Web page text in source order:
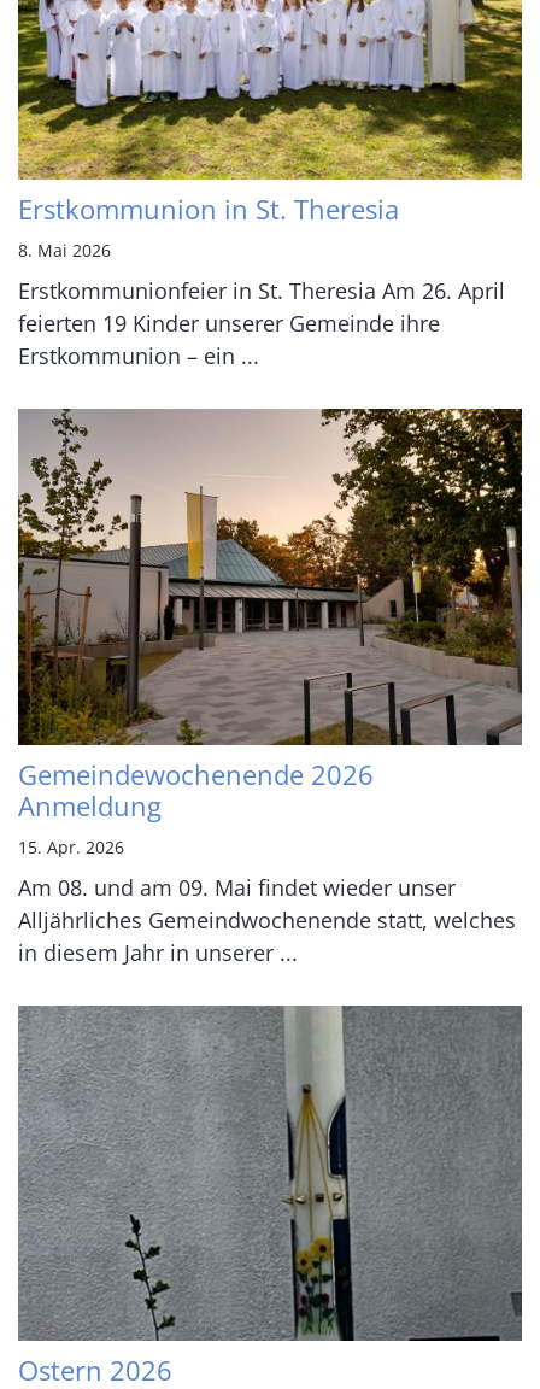
Erstkommunion in St. Theresia
8. Mai 2026
Erstkommunionfeier in St. Theresia Am 26. April
feierten 19 Kinder unserer Gemeinde ihre
Erstkommunion – ein ...
Gemeindewochenende 2026
Anmeldung
15. Apr. 2026
Am 08. und am 09. Mai findet wieder unser
Alljährliches Gemeindwochenende statt, welches
in diesem Jahr in unserer ...
Ostern 2026